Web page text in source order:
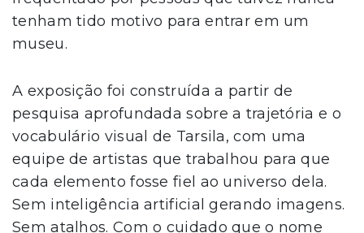
tenham tido motivo para entrar em um
museu.
A exposição foi construída a partir de
pesquisa aprofundada sobre a trajetória e o
vocabulário visual de Tarsila, com uma
equipe de artistas que trabalhou para que
cada elemento fosse fiel ao universo dela.
Sem inteligência artificial gerando imagens.
Sem atalhos. Com o cuidado que o nome